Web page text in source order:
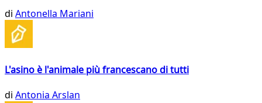
di Antonella Mariani
L'asino è l'animale più francescano di tutti
di Antonia Arslan